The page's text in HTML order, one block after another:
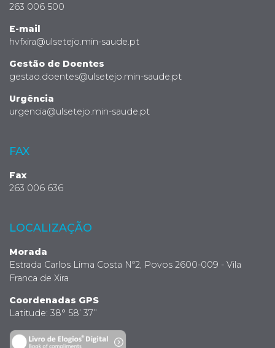
263 006 500
E-mail
hvfxira@ulsetejo.min-saude.pt
Gestão de Doentes
gestao.doentes@ulsetejo.min-saude.pt
Urgência
urgencia@ulsetejo.min-saude.pt
FAX
Fax
263 006 636
LOCALIZAÇÃO
Morada
Estrada Carlos Lima Costa Nº2, Povos 2600-009 - Vila
Franca de Xira
Coordenadas GPS
Latitude: 38° 58’ 37’’